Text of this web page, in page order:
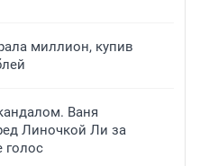
миллион, купив
Ваня
Линочкой Ли за
голос